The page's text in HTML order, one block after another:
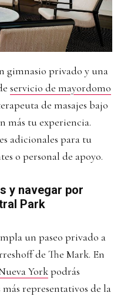
gimnasio privado y una
servicio de mayordomo
de masajes bajo
más tu experiencia.
adicionales para tu
o personal de apoyo.
y navegar por
Park
un paseo privado a
de The Mark. En
Yorkpodrás
representativos de la